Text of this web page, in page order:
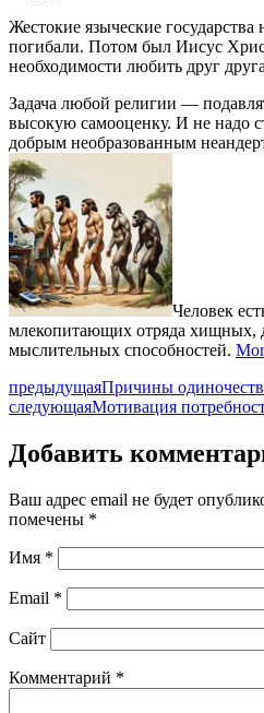
Жестокие языческие
погибали. Потом был Иисус
необходимости любить друг
Задача любой религии —
высокую самооценку. И не надо
добрым необразованным
Человек
млекопитающих отряда
мыслительных способностей.
предыдущаяПричины
следующаяМотивация
Добавить
Ваш адрес email не будет
помечены *
Имя *
Email *
Сайт
Комментарий *